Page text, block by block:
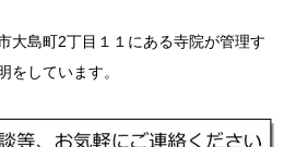
大島町2丁目１１にある寺院が管理す
をしています。